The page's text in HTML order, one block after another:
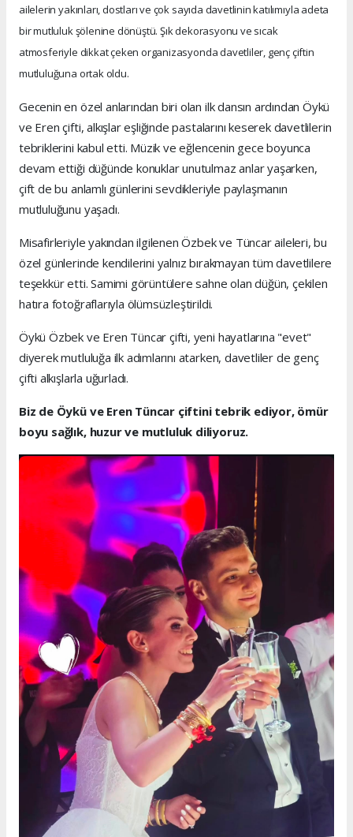
ailelerin yakınları, dostları ve çok sayıda davetlinin katılımıyla adeta
bir mutluluk şölenine dönüştü. Şık dekorasyonu ve sıcak
atmosferiyle dikkat çeken organizasyonda davetliler, genç çiftin
mutluluğuna ortak oldu.
Gecenin en özel anlarından biri olan ilk dansın ardından Öykü
ve Eren çifti, alkışlar eşliğinde pastalarını keserek davetlilerin
tebriklerini kabul etti. Müzik ve eğlencenin gece boyunca
devam ettiği düğünde konuklar unutulmaz anlar yaşarken,
çift de bu anlamlı günlerini sevdikleriyle paylaşmanın
mutluluğunu yaşadı.
Misafirleriyle yakından ilgilenen Özbek ve Tüncar aileleri, bu
özel günlerinde kendilerini yalnız bırakmayan tüm davetlilere
teşekkür etti. Samimi görüntülere sahne olan düğün, çekilen
hatıra fotoğraflarıyla ölümsüzleştirildi.
Öykü Özbek ve Eren Tüncar çifti, yeni hayatlarına "evet"
diyerek mutluluğa ilk adımlarını atarken, davetliler de genç
çifti alkışlarla uğurladı.
Biz de Öykü ve Eren Tüncar çiftini tebrik ediyor, ömür
boyu sağlık, huzur ve mutluluk diliyoruz.